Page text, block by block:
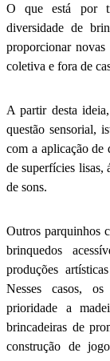
O que está por
diversidade de
proporcionar
coletiva e fora de
A partir desta
questão sensorial,
com a aplicação de
de superfícies lisas,
de sons.
Outros parquinhos
brinquedos
produções
Nesses casos,
prioridade a
brincadeiras de
construção de